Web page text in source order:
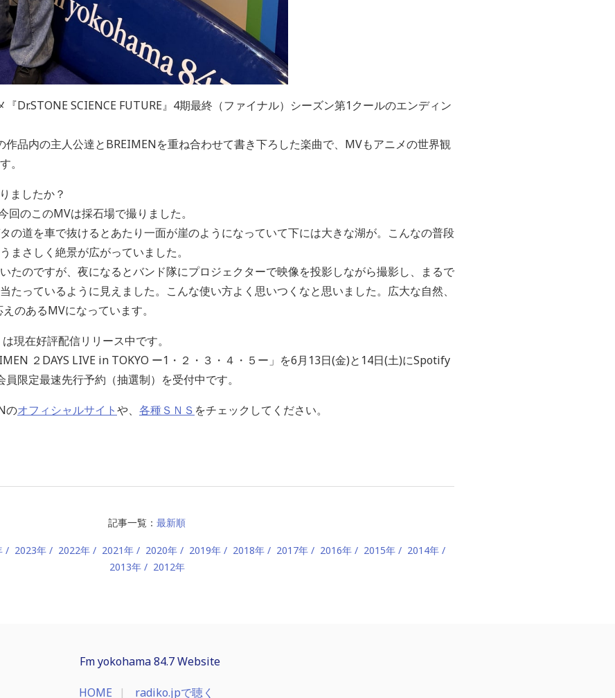
Dr.STONE SCIENCE FUTURE』4期最終（ファイナル）シーズン第1クールのエンディン
作品内の主人公達とBREIMENを重ね合わせて書き下ろした楽曲で、MVもアニメの世界観
。
ましたか？
回のこのMVは採石場で撮りました。
の道を車で抜けるとあたり一面が崖のようになっていて下には大きな湖が。こんなの普段
まさしく絶景が広がっていました。
たのですが、夜になるとバンド隊にプロジェクターで映像を投影しながら撮影し、まるで
たっているように見えました。こんな使い方よく思いつくなと思いました。広大な自然、
のあるMVになっています。
現在好評配信リリース中です。
２DAYS LIVE in TOKYO ー1・２・３・４・５ー」を6月13日(金)と14日(土)にSpotify
限定最速先行予約（抽選制）を受付中です。
のオフィシャルサイトや、 各種ＳＮＳ をチェックしてください。
記事一覧： 最新順
2023年 2022年 2021年 2020年 2019年 2018年 2017年 2016年 2015年
2014年
2013年
2012年
Fm yokohama 84.7 Website
HOME radiko.jpで聴く